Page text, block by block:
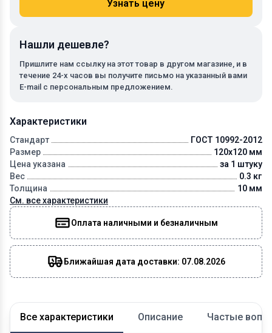
Характеристики
Стандарт
ГОСТ 10992-2012
Размер
120x120 мм
Цена указана
за 1 штуку
Вес
0.3 кг
Толщина
10 мм
См. все характеристики
Оплата наличными и безналичным
Ближайшая дата доставки: 07.08.2026
Узнать цену
Нашли дешевле?
Пришлите нам ссылку на этот товар в другом магазине, и в
течение 24-х часов вы получите письмо на указанный вами
E-mail с персональным предложением.
Все характеристики Описание Частые